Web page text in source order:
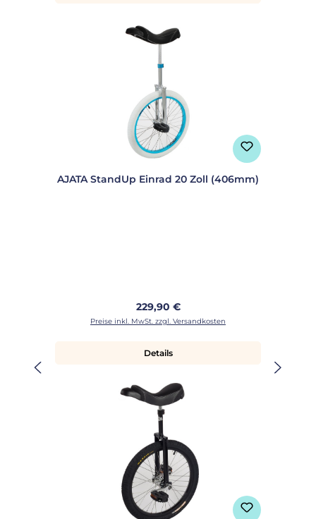
AJATA StandUp Einrad 20 Zoll (406mm)
Regulärer Preis:
229,90 €
Preise inkl. MwSt. zzgl. Versandkosten
Details